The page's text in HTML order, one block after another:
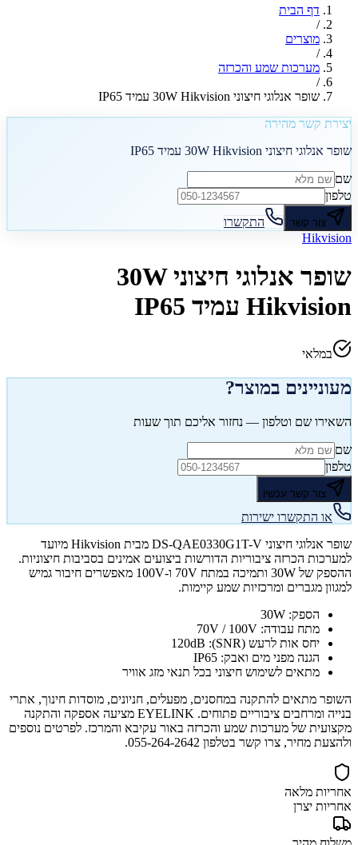
דף הבית
/
מוצרים
/
מערכות שמע והכרזה
/
שופר אנלוגי חיצוני 30W Hikvision עמיד IP65
יצירת קשר מהירה
שופר אנלוגי חיצוני 30W Hikvision עמיד IP65
שם
טלפון
צור קשר
התקשרו
Hikvision
שופר אנלוגי חיצוני 30W
Hikvision עמיד IP65
במלאי
מעוניינים במוצר?
השאירו שם וטלפון — נחזור אליכם תוך שעות
שם
טלפון
צור קשר עכשיו
או התקשרו ישירות
שופר אנלוגי חיצוני DS-QAE0330G1T-V מבית Hikvision מיועד
למערכות הכרזה ציבוריות הדורשות ביצועים אמינים בסביבות חיצוניות.
ההספק של 30W ותמיכה במתח 70V ו-100V מאפשרים חיבור גמיש
למגוון מגברים ומרכזיות שמע קיימות.
הספק: 30W
מתח עבודה: 70V / 100V
יחס אות לרעש (SNR): 120dB
הגנה מפני מים ואבק: IP65
מתאים לשימוש חיצוני בכל תנאי מזג אוויר
השופר מתאים להתקנה במחסנים, מפעלים, חניונים, מוסדות חינוך, אתרי
בנייה ומרחבים ציבוריים פתוחים. EYELINK מציעה אספקה והתקנה
מקצועית של מערכות שמע והכרזה באור עקיבא והמרכז. לפרטים נוספים
ולהצעת מחיר, צרו קשר בטלפון 055-264-2642.
אחריות מלאה
אחריות יצרן